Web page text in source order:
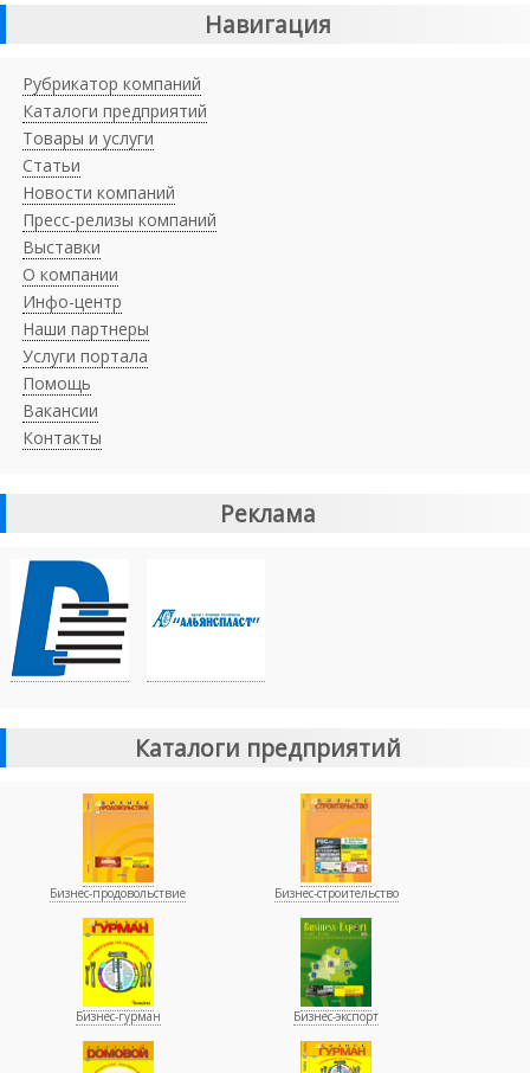
Навигация
Рубрикатор компаний
Каталоги предприятий
Товары и услуги
Статьи
Новости компаний
Пресс-релизы компаний
Выставки
О компании
Инфо-центр
Наши партнеры
Услуги портала
Помощь
Вакансии
Контакты
Реклама
Каталоги предприятий
Бизнес-продовольствие Бизнес-строительство
Бизнес-гурман Бизнес-экспорт